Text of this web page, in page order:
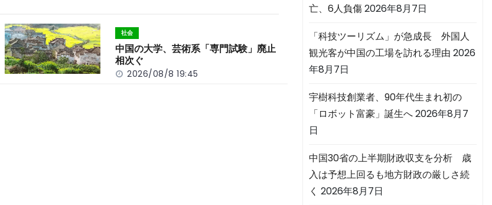
社会
中国の大学、芸術系「専門試験」廃止
相次ぐ
2026/08/8 19:45
亡、6人負傷2026年8月7日
「科技ツーリズム」が急成長 外国人
観光客が中国の工場を訪れる理由 2026
年8月7日
宇樹科技創業者、90年代生まれ初の
「ロボット富豪」誕生へ2026年8月7
日
中国30省の上半期財政収支を分析 歳
入は予想上回るも地方財政の厳しさ続
く 2026年8月7日